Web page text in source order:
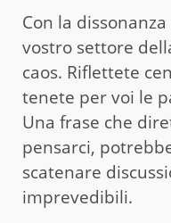
Con la
vostro settore
caos. Riflettete
tenete per voi le
Una frase che
pensarci,
scatenare
imprevedibili.